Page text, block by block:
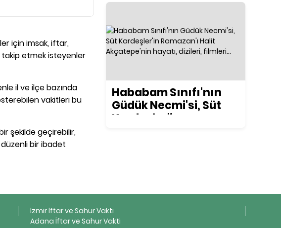
için imsak, iftar,
etmek isteyenler
il ve ilçe bazında
vakitleri bu
şekilde geçirebilir,
bir ibadet
Hababam Sınıfı'nın
Güdük Necmi'si, Süt
Kardeşler'in
İzmir İftar ve Sahur Vakti
Adana İftar ve Sahur Vakti